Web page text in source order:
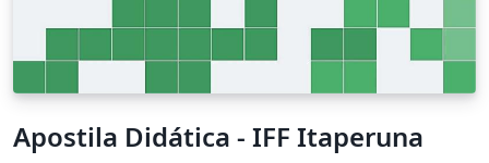
Apostila Didática - IFF Itaperuna